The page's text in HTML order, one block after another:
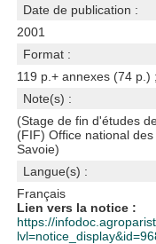
Date de publication :
2001
Format :
119 p.+ annexes (74 p.)
Note(s) :
(Stage de fin d'études
(FIF) Office national
Savoie)
Langue(s) :
Français
Lien vers la notice :
https://